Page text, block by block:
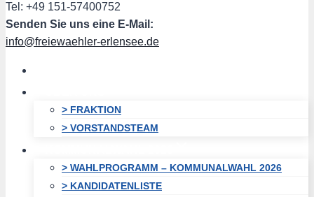
Tel: +49 151-57400752
Senden Sie uns eine E-Mail:
info@freiewaehler-erlensee.de
> FRAKTION
> VORSTANDSTEAM
> WAHLPROGRAMM – KOMMUNALWAHL 2026
> KANDIDATENLISTE